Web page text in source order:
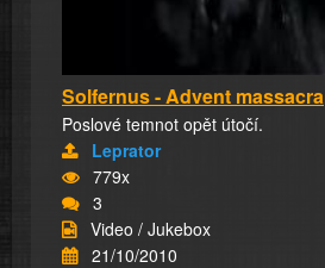
Solfernus - Advent massacra
Poslové temnot opět útočí.
Leprator
779x
3
Video / Jukebox
21/10/2010